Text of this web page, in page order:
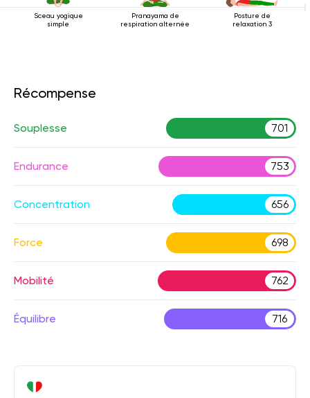
Sceau yogique
simple
Pranayama de
respiration alternée
Posture de
relaxation 3
Récompense
Souplesse 701
Endurance 753
Concentration 656
Force 698
Mobilité 762
Équilibre 716